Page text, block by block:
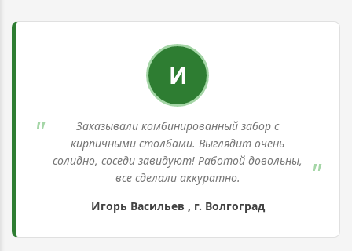
И
Заказывали комбинированный забор с
кирпичными столбами. Выглядит очень
солидно, соседи завидуют! Работой довольны,
все сделали аккуратно.
Игорь Васильев , г. Волгоград